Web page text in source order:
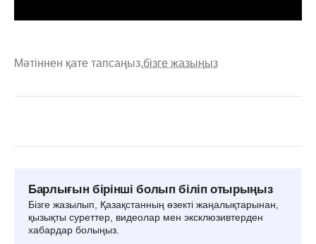
Мәтіннен қате тапсаңыз,бізге жазыңыз
Барлығын бірінші болып біліп отырыңыз
Бізге жазылып, Қазақстанның өзекті жаңалықтарынан,
қызықты суреттер, видеолар мен эксклюзивтерден
хабардар болыңыз.